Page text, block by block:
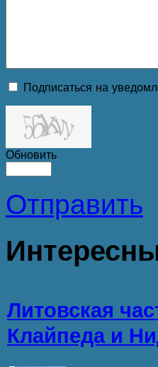
Подписаться на
Обновить
Отправить
Литовская
Клайпеда и